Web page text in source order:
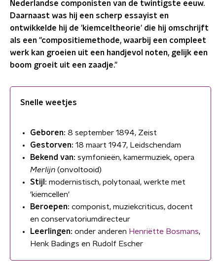
Nederlandse componisten van de twintigste eeuw.
Daarnaast was hij een scherp essayist en
ontwikkelde hij de 'kiemceltheorie' die hij omschrijft
als een "compositiemethode, waarbij een compleet
werk kan groeien uit een handjevol noten, gelijk een
boom groeit uit een zaadje."
Snelle weetjes
Geboren: 8 september 1894, Zeist
Gestorven: 18 maart 1947, Leidschendam
Bekend van: symfonieën, kamermuziek, opera
Merlijn (onvoltooid)
Stijl: modernistisch, polytonaal, werkte met
'kiemcellen'
Beroepen: componist, muziekcriticus, docent
en conservatoriumdirecteur
Leerlingen: onder anderen Henriëtte Bosmans,
Henk Badings en Rudolf Escher